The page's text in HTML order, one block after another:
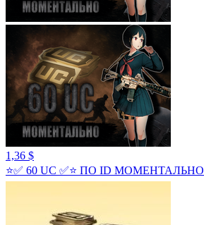
1,36 $
⭐✅️ 60 UC ✅️⭐ ПО ID МОМЕНТАЛЬНО